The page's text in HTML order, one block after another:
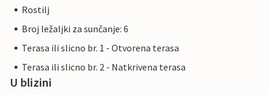
Rostilj
Broj ležaljki za sunčanje: 6
Terasa ili slicno br. 1 - Otvorena terasa
Terasa ili slicno br. 2 - Natkrivena terasa
U blizini